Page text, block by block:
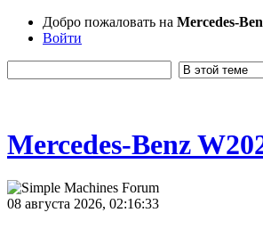
Добро пожаловать на Mercedes-
Войти
Mercedes-Benz
08 августа 2026, 02:16:33